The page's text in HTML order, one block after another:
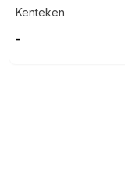
Kenteken
-